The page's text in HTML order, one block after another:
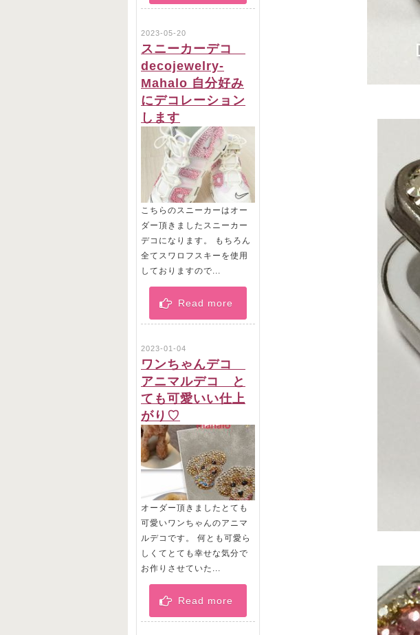
2023-05-20
スニーカーデコ
decojewelry-
Mahalo 自分好み
にデコレーション
します
こちらのスニーカーはオー
ダー頂きましたスニーカー
デコになります。 もちろん
全てスワロフスキーを使用
しておりますので...
Read more
2023-01-04
ワンちゃんデコ
アニマルデコ と
ても可愛いい仕上
がり♡
オーダー頂きましたとても
可愛いワンちゃんのアニマ
ルデコです。 何とも可愛ら
しくてとても幸せな気分で
お作りさせていた...
Read more